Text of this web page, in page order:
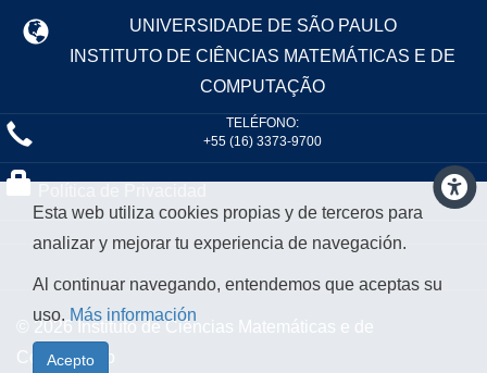
UNIVERSIDADE DE SÃO PAULO
INSTITUTO DE CIÊNCIAS MATEMÁTICAS E DE
COMPUTAÇÃO
TELÉFONO:
+55 (16) 3373-9700
© 2026 Instituto de Ciências Matemáticas e de
Computação
Esta web utiliza cookies propias y de terceros para
analizar y mejorar tu experiencia de navegación.
Al continuar navegando, entendemos que aceptas su
uso. Más información
Acepto